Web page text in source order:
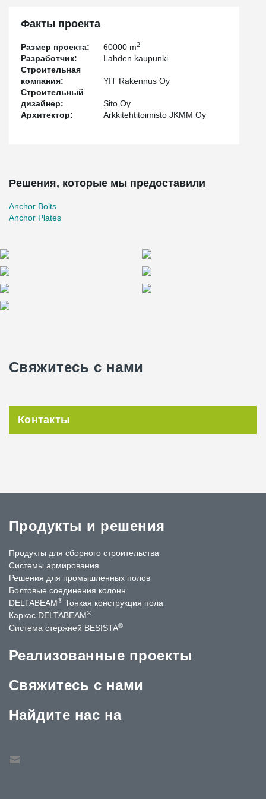
Факты проекта
Размер проекта: 60000 m2
Разработчик:
Lahden kaupunki
Строительная
компания:
YIT Rakennus Oy
Строительный
дизайнер:
Sito Oy
Архитектор:
Arkkitehtitoimisto JKMM Oy
Решения, которые мы предоставили
Anchor Bolts
Anchor Plates
Свяжитесь с нами
Контакты
Продукты и решения
Продукты для сборного строительства
Системы армирования
Решения для промышленных полов
Болтовые соединения колонн
DELTABEAM® Тонкая конструкция пола
Каркас DELTABEAM®
Система стержней BESISTA®
Реализованные проекты
Свяжитесь с нами
Найдите нас на